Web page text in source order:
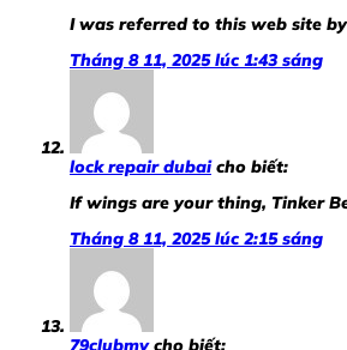
I was referred to this web site
Tháng 8 11, 2025 lúc 1:43 sáng
lock repair dubai cho biết:
If wings are your thing, Tinker
Tháng 8 11, 2025 lúc 2:15 sáng
79clubmy cho biết: